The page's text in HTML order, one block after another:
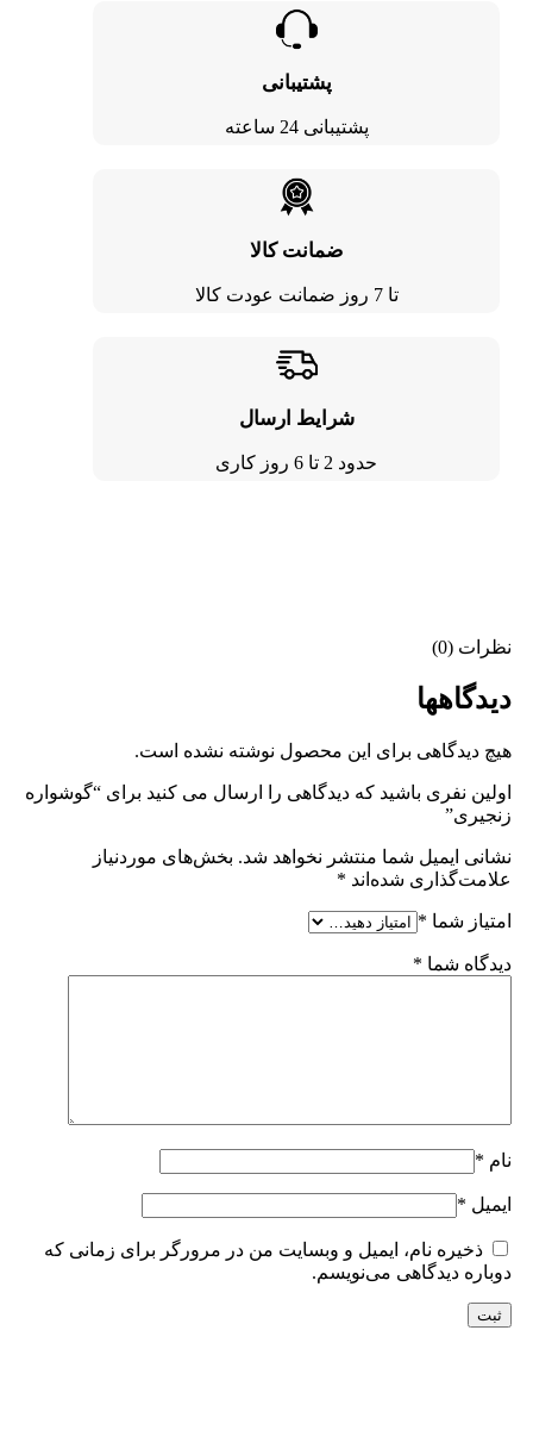
پشتیبانی
پشتیبانی 24 ساعته
ضمانت کالا
تا 7 روز ضمانت عودت کالا
شرایط ارسال
حدود 2 تا 6 روز کاری
نظرات (0)
دیدگاهها
هیچ دیدگاهی برای این محصول نوشته نشده است.
اولین نفری باشید که دیدگاهی را ارسال می کنید برای “گوشواره
زنجیری”
نشانی ایمیل شما منتشر نخواهد شد. بخش‌های موردنیاز
علامت‌گذاری شده‌اند *
امتیاز شما *
دیدگاه شما *
نام *
ایمیل *
ذخیره نام، ایمیل و وبسایت من در مرورگر برای زمانی که
دوباره دیدگاهی می‌نویسم.